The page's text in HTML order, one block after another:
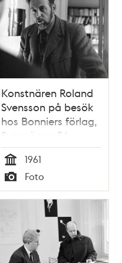
Konstnären Roland
Svensson på besök
hos Bonniers förlag,
Sveavägen 56
Tid
1961
Typ
Foto